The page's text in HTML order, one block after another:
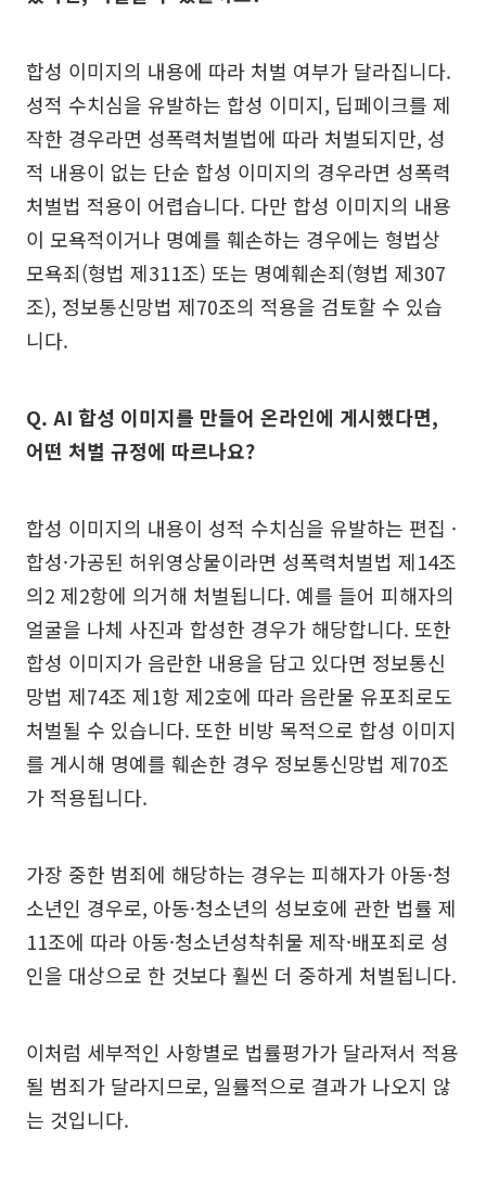
합성 이미지의 내용에 따라 처벌 여부가 달라집니다.
성적 수치심을 유발하는 합성 이미지, 딥페이크를 제
작한 경우라면 성폭력처벌법에 따라 처벌되지만, 성
적 내용이 없는 단순 합성 이미지의 경우라면 성폭력
처벌법 적용이 어렵습니다. 다만 합성 이미지의 내용
이 모욕적이거나 명예를 훼손하는 경우에는 형법상
모욕죄(형법 제311조) 또는 명예훼손죄(형법 제307
조), 정보통신망법 제70조의 적용을 검토할 수 있습
니다.
Q. AI 합성 이미지를 만들어 온라인에 게시했다면,
어떤 처벌 규정에 따르나요?
합성 이미지의 내용이 성적 수치심을 유발하는 편집 ·
합성·가공된 허위영상물이라면 성폭력처벌법 제14조
의2 제2항에 의거해 처벌됩니다. 예를 들어 피해자의
얼굴을 나체 사진과 합성한 경우가 해당합니다. 또한
합성 이미지가 음란한 내용을 담고 있다면 정보통신
망법 제74조 제1항 제2호에 따라 음란물 유포죄로도
처벌될 수 있습니다. 또한 비방 목적으로 합성 이미지
를 게시해 명예를 훼손한 경우 정보통신망법 제70조
가 적용됩니다.
가장 중한 범죄에 해당하는 경우는 피해자가 아동·청
소년인 경우로, 아동·청소년의 성보호에 관한 법률 제
11조에 따라 아동·청소년성착취물 제작·배포죄로 성
인을 대상으로 한 것보다 훨씬 더 중하게 처벌됩니다.
이처럼 세부적인 사항별로 법률평가가 달라져서 적용
될 범죄가 달라지므로, 일률적으로 결과가 나오지 않
는 것입니다.